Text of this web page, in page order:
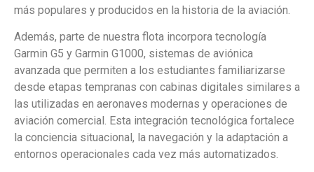
más populares y producidos en la historia de la aviación.
Además, parte de nuestra flota incorpora tecnología
Garmin G5 y Garmin G1000, sistemas de aviónica
avanzada que permiten a los estudiantes familiarizarse
desde etapas tempranas con cabinas digitales similares a
las utilizadas en aeronaves modernas y operaciones de
aviación comercial. Esta integración tecnológica fortalece
la conciencia situacional, la navegación y la adaptación a
entornos operacionales cada vez más automatizados.